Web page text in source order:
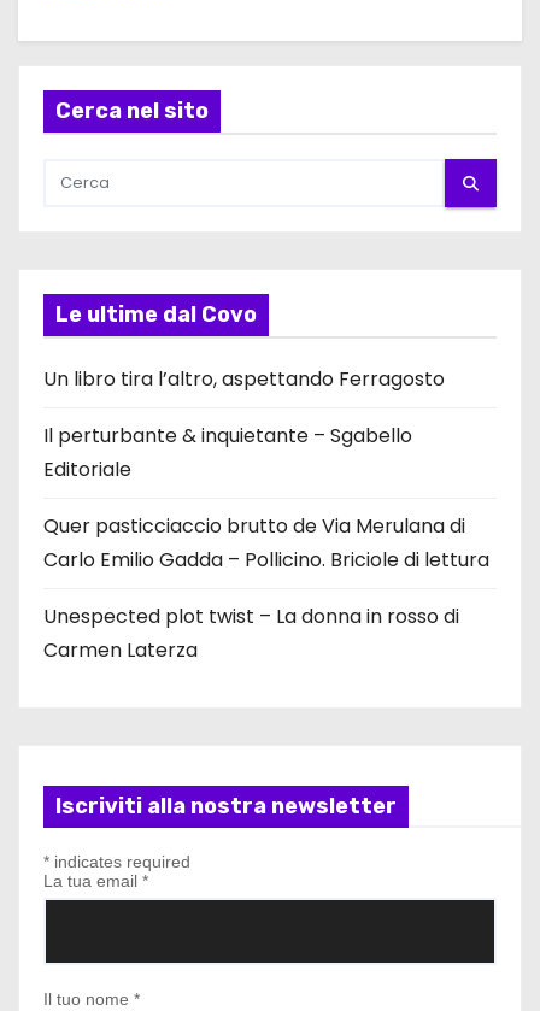
Cerca nel sito
Le ultime dal Covo
Un libro tira l’altro, aspettando Ferragosto
Il perturbante & inquietante – Sgabello
Editoriale
Quer pasticciaccio brutto de Via Merulana di
Carlo Emilio Gadda – Pollicino. Briciole di lettura
Unespected plot twist – La donna in rosso di
Carmen Laterza
Iscriviti alla nostra newsletter
* indicates required
La tua email *
Il tuo nome *